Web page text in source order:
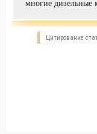
многие дизельные
Цитирование